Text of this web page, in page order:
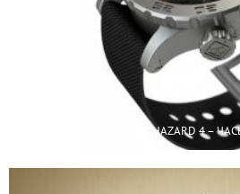
НОВИНКА ОТ HAZARD 4 –